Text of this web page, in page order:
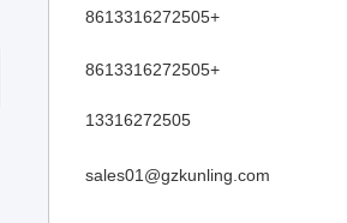
+8613316272505
+8613316272505
13316272505
sales01@gzkunling.com